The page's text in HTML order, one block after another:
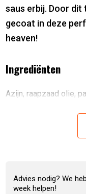
saus erbij. Door dit
gecoat in deze
heaven!
Ingrediënten
Azijn, raapzaad olie,
Artikelnummer:
Advies nodig? We
week helpen!